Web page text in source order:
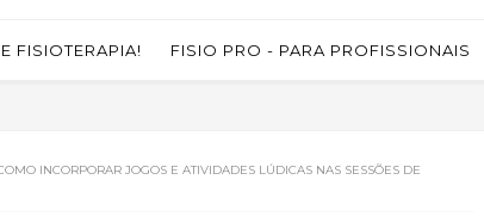
FISIOTERAPIA! FISIO PRO - PARA PROFISSIONAIS
INCORPORAR JOGOS E ATIVIDADES LÚDICAS NAS SESSÕES DE